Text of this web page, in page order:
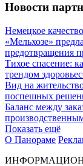
Новости
Немецкое
«Мельхозе»
предотвращения
Тихое спасение:
трендом
Вид на
поспешных
Баланс между
Показать ещё
О Панораме